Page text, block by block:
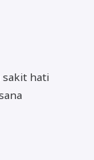
hati